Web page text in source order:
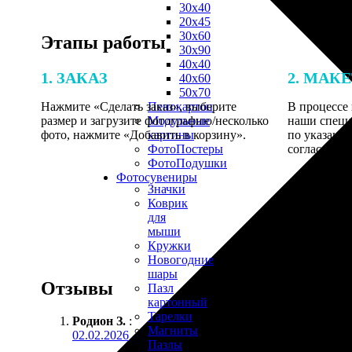
30х40
20х45
30х60
30х90
40х40
40х60
50х70
Пенокартон
Модульные
картины
ФотоПостеры
ФотоПодушки
Фотоcувениры
Значки
Коврик
для
мыши
Кружки
Новогодние
шары
Пазл
картонный
Тарелки
Магниты
Пазлы
Этапы работы
1. ЗАКАЗ
Нажмите «Сделать заказ», выберите
размер и загрузите фотографию/несколько
фото, нажмите «Добавить в корзину».
2.
В процессе
наши
по
Отзывы
Родион З. :
02.02.2026